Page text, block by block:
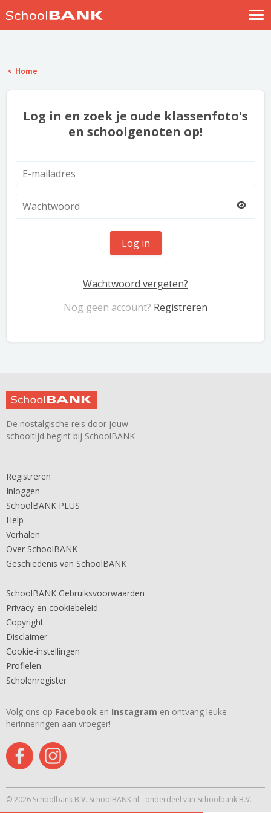
Help
Home
Log in en zoek je oude klassenfoto's
en schoolgenoten op!
Log in
Wachtwoord vergeten?
Nog geen account? Registreren
De nostalgische reis door jouw
schooltijd begint bij SchoolBANK
Registreren
Inloggen
SchoolBANK PLUS
Help
Verhalen
Over SchoolBANK
Geschiedenis van SchoolBANK
SchoolBANK Gebruiksvoorwaarden
Privacy-en cookiebeleid
Copyright
Disclaimer
Cookie-instellingen
Profielen
Scholenregister
Volg ons op Facebook en Instagram en ontvang leuke
herinneringen aan vroeger!
© 2026 Schoolbank B.V. SchoolBANK.nl - onderdeel van Schoolbank B.V.